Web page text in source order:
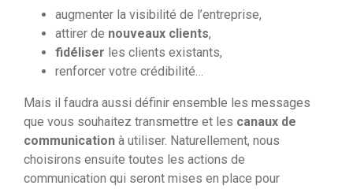
augmenter la visibilité de l’entreprise,
attirer de nouveaux clients,
fidéliser les clients existants,
renforcer votre crédibilité…
Mais il faudra aussi définir ensemble les messages
que vous souhaitez transmettre et les canaux de
communication à utiliser. Naturellement, nous
choisirons ensuite toutes les actions de
communication qui seront mises en place pour